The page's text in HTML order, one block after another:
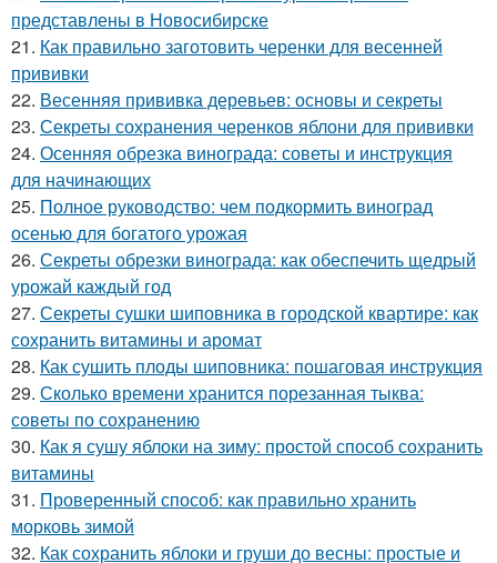
представлены в Новосибирске
21. Как правильно заготовить черенки для весенней
прививки
22. Весенняя прививка деревьев: основы и секреты
23. Секреты сохранения черенков яблони для прививки
24. Осенняя обрезка винограда: советы и инструкция
для начинающих
25. Полное руководство: чем подкормить виноград
осенью для богатого урожая
26. Секреты обрезки винограда: как обеспечить щедрый
урожай каждый год
27. Секреты сушки шиповника в городской квартире: как
сохранить витамины и аромат
28. Как сушить плоды шиповника: пошаговая инструкция
29. Сколько времени хранится порезанная тыква:
советы по сохранению
30. Как я сушу яблоки на зиму: простой способ сохранить
витамины
31. Проверенный способ: как правильно хранить
морковь зимой
32. Как сохранить яблоки и груши до весны: простые и